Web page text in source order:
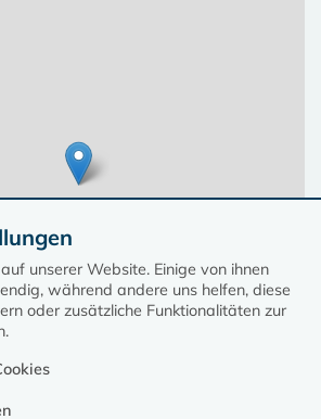
unserer Website. Einige von ihnen
während andere uns helfen, diese
oder zusätzliche Funktionalitäten zur